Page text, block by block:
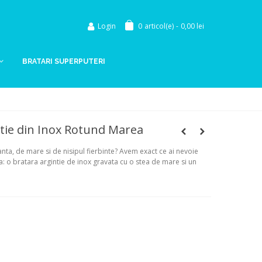
Login 0 articol(e) - 0,00 lei
BRATARI SUPERPUTERI
din Inox Rotund Marea
de mare si de nisipul fierbinte? Avem exact ce ai nevoie
o bratara argintie de inox gravata cu o stea de mare si un